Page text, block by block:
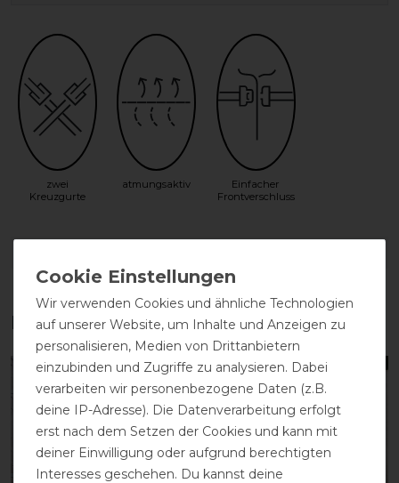
zwei
Kreuzgurte
atmungsaktiv
Einfacher
Frontverschluss
Das perfekte Zubehör für dich
-13%
Wir verwenden Cookies und ähnliche Technologien
auf unserer Website, um Inhalte und Anzeigen zu
personalisieren, Medien von Drittanbietern
einzubinden und Zugriffe zu analysieren. Dabei
verarbeiten wir personenbezogene Daten (z.B.
deine IP-Adresse). Die Datenverarbeitung erfolgt
erst nach dem Setzen der Cookies und kann mit
deiner Einwilligung oder aufgrund berechtigten
Interesses geschehen. Du kannst deine